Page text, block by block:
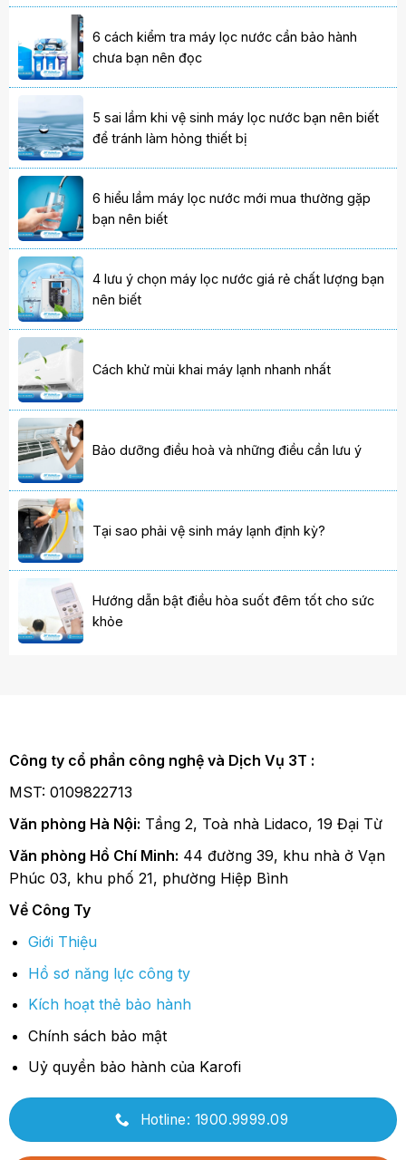
6 cách kiểm tra máy lọc nước cần bảo hành
chưa bạn nên đọc
5 sai lầm khi vệ sinh máy lọc nước bạn nên biết
để tránh làm hỏng thiết bị
6 hiểu lầm máy lọc nước mới mua thường gặp
bạn nên biết
4 lưu ý chọn máy lọc nước giá rẻ chất lượng bạn
nên biết
Cách khử mùi khai máy lạnh nhanh nhất
Bảo dưỡng điều hoà và những điều cần lưu ý
Tại sao phải vệ sinh máy lạnh định kỳ?
Hướng dẫn bật điều hòa suốt đêm tốt cho sức
khỏe
Công ty cổ phần công nghệ và Dịch Vụ 3T :
MST: 0109822713
Văn phòng Hà Nội: Tầng 2, Toà nhà Lidaco, 19 Đại Từ
Văn phòng Hồ Chí Minh: 44 đường 39, khu nhà ở Vạn
Phúc 03, khu phố 21, phường Hiệp Bình
Về Công Ty
Giới Thiệu
Hồ sơ năng lực công ty
Kích hoạt thẻ bảo hành
Chính sách bảo mật
Uỷ quyền bảo hành của Karofi
Hotline: 1900.9999.09